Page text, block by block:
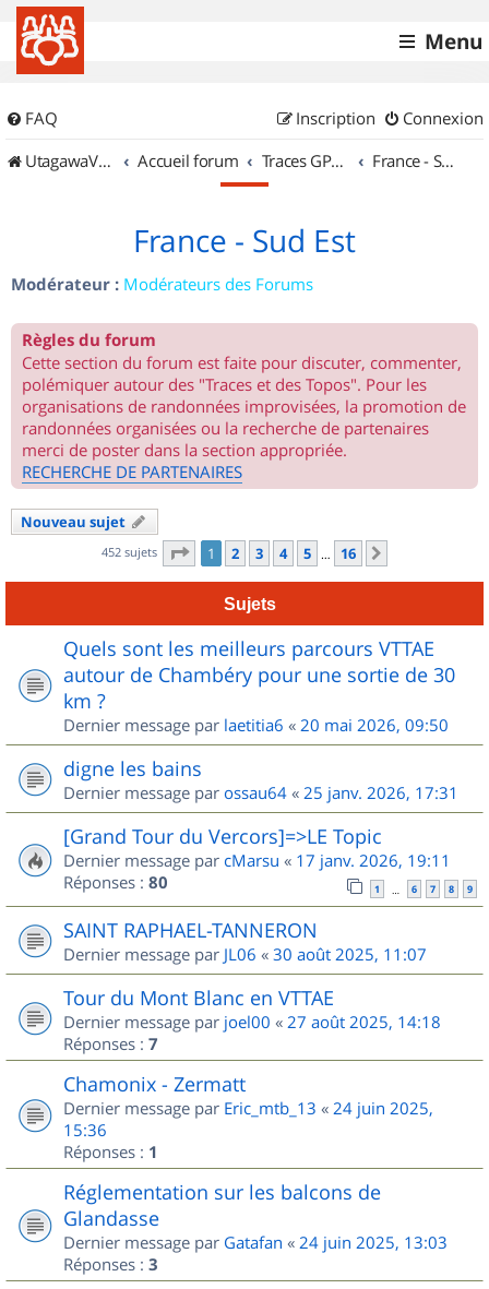
Menu
FAQ Connexion
Inscription
UtagawaVTT (Randos VTT et VTTAE avec traces GPS)
Accueil forum Traces GPS de randos VTT France - Sud Est
France - Sud Est
Modérateur : Modérateurs des Forums
Règles du forum
Cette section du forum est faite pour discuter, commenter,
polémiquer autour des "Traces et des Topos". Pour les
organisations de randonnées improvisées, la promotion de
randonnées organisées ou la recherche de partenaires
merci de poster dans la section appropriée.
RECHERCHE DE PARTENAIRES
Nouveau sujet
452 sujets Page 1sur
1 2 3 4 5 … 16
Sujets
Quels sont les meilleurs parcours VTTAE
autour de Chambéry pour une sortie de 30
km ?
Dernier message par laetitia6 « 20 mai 2026, 09:50
digne les bains
Dernier message par ossau64 « 25 janv. 2026, 17:31
[Grand Tour du Vercors]=>LE Topic
Dernier message par cMarsu « 17 janv. 2026, 19:11
Réponses : 80 1 … 6 7 8 9
SAINT RAPHAEL-TANNERON
Dernier message par JL06 « 30 août 2025, 11:07
Tour du Mont Blanc en VTTAE
Dernier message par joel00 « 27 août 2025, 14:18
Réponses : 7
Chamonix - Zermatt
Dernier message par Eric_mtb_13 « 24 juin 2025,
15:36
Réponses : 1
Réglementation sur les balcons de
Glandasse
Dernier message par Gatafan « 24 juin 2025, 13:03
Réponses : 3